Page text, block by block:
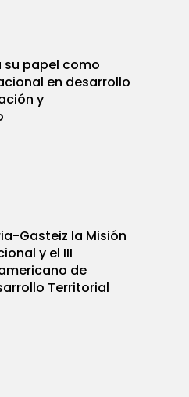
su papel como
en desarrollo
y
Gasteiz la Misión
y el III
de
Territorial